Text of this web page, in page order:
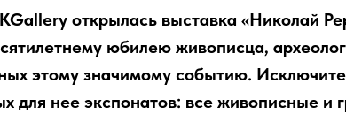
открылась выставка «Николай
юбилею живописца,
этому значимому событию.
для нее экспонатов: все живописные